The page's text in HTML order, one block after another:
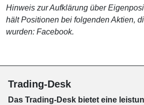
Hinweis zur Aufklärung über
hält Positionen bei folgenden Aktien,
wurden: Facebook.
Trading-Desk
Das Trading-Desk bie­tet eine